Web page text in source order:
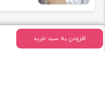
افزودن به سبد خرید